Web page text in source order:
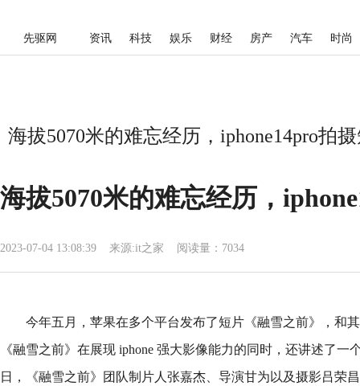
先驱网 资讯 科技 娱乐 财经 房产 汽车 时尚
海拔5070米的难忘经历，iphone14pro拍
海拔5070米的难忘经历，
2023-07-04 13:08:39 来源:it之家 阅读量：7034
今年五月，苹果在多个平台发布了短片《融雪之前》，和
《融雪之前》在展现 iphone 强大影像能力的同时，还讲述了一
日，《融雪之前》团队制片人张嘉杰、导演甘为以及摄影吕荣昌